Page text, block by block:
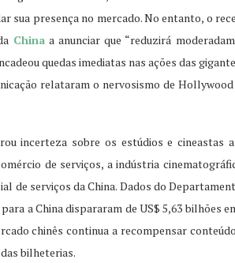
sua presença no mercado. No entanto, o
Chinaa anunciar que “reduzirá
quedas imediatas nas ações das
relataram o nervosismo de
incerteza sobre os estúdios e cineastas
de serviços, a indústria
de serviços da China. Dados do
a China dispararam de US$ 5,63 bilhões
chinês continua a recompensar
bilheterias.